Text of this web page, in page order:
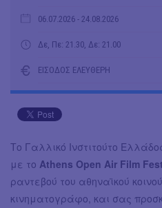
06.07.2026 - 24.08.2026
Δε, Πε: 21.30, Δε: 21.00
ΕΙΣΟΔΟΣ ΕΛΕΥΘΕΡΗ
Το Γαλλικό Ινστιτούτο
με το Athens Open Air Film
ραντεβού του αθηναϊκού
κινηματογράφο, και σας